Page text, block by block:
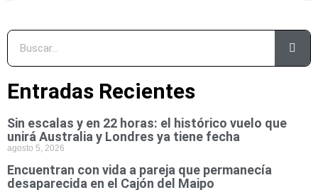
Entradas Recientes
Sin escalas y en 22 horas: el histórico vuelo que
unirá Australia y Londres ya tiene fecha
agosto 5, 2026
Encuentran con vida a pareja que permanecía
desaparecida en el Cajón del Maipo